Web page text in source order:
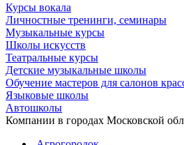
Курсы вокала
Личностные тренинги, семинары
Музыкальные курсы
Школы искусств
Театральные курсы
Детские музыкальные школы
Обучение мастеров для салонов
Языковые школы
Автошколы
Компании в городах Московской